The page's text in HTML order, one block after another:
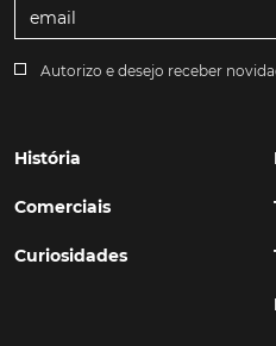
Autorizo e desejo receber
História
Comerciais
Curiosidades